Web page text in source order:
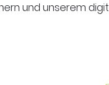
und unserem